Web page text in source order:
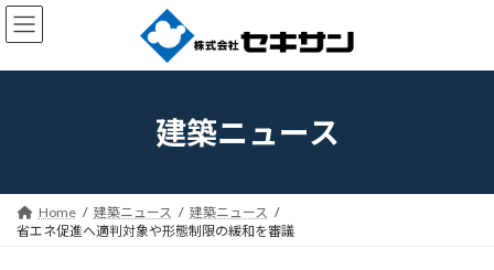
コ
ン
ン
ナ
ビ
ー
建築ニュース
Home 建築ニュース
建築ニュース
省エネ促進へ適判対象や形態制限の緩和を審議